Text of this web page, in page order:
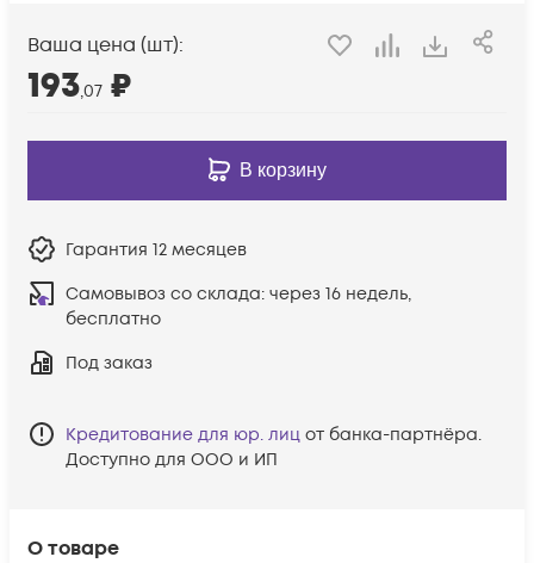
О товаре
Ваша цена (шт):
193,07 ₽
В корзину
Гарантия 12 месяцев
Самовывоз со склада: через 16 недель,
бесплатно
Под заказ
Кредитование для юр. лиц от банка-партнёра.
Доступно для ООО и ИП